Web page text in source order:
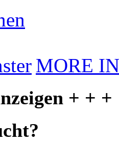
MORE
+ + +